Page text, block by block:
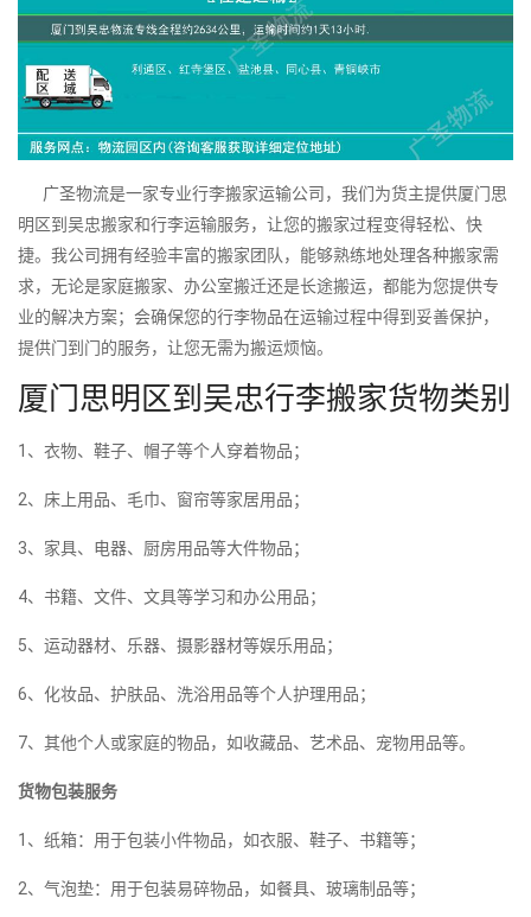
广圣物流是一家专业行李搬家运输公司，我们为货主提供厦门思
明区到吴忠搬家和行李运输服务，让您的搬家过程变得轻松、快
捷。我公司拥有经验丰富的搬家团队，能够熟练地处理各种搬家需
求，无论是家庭搬家、办公室搬迁还是长途搬运，都能为您提供专
业的解决方案；会确保您的行李物品在运输过程中得到妥善保护，
提供门到门的服务，让您无需为搬运烦恼。
厦门思明区到吴忠行李搬家货物类别
1、衣物、鞋子、帽子等个人穿着物品；
2、床上用品、毛巾、窗帘等家居用品；
3、家具、电器、厨房用品等大件物品；
4、书籍、文件、文具等学习和办公用品；
5、运动器材、乐器、摄影器材等娱乐用品；
6、化妆品、护肤品、洗浴用品等个人护理用品；
7、其他个人或家庭的物品，如收藏品、艺术品、宠物用品等。
货物包装服务
1、纸箱：用于包装小件物品，如衣服、鞋子、书籍等；
2、气泡垫：用于包装易碎物品，如餐具、玻璃制品等；